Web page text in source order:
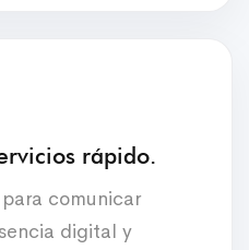
rápido.
comunicar
digital y